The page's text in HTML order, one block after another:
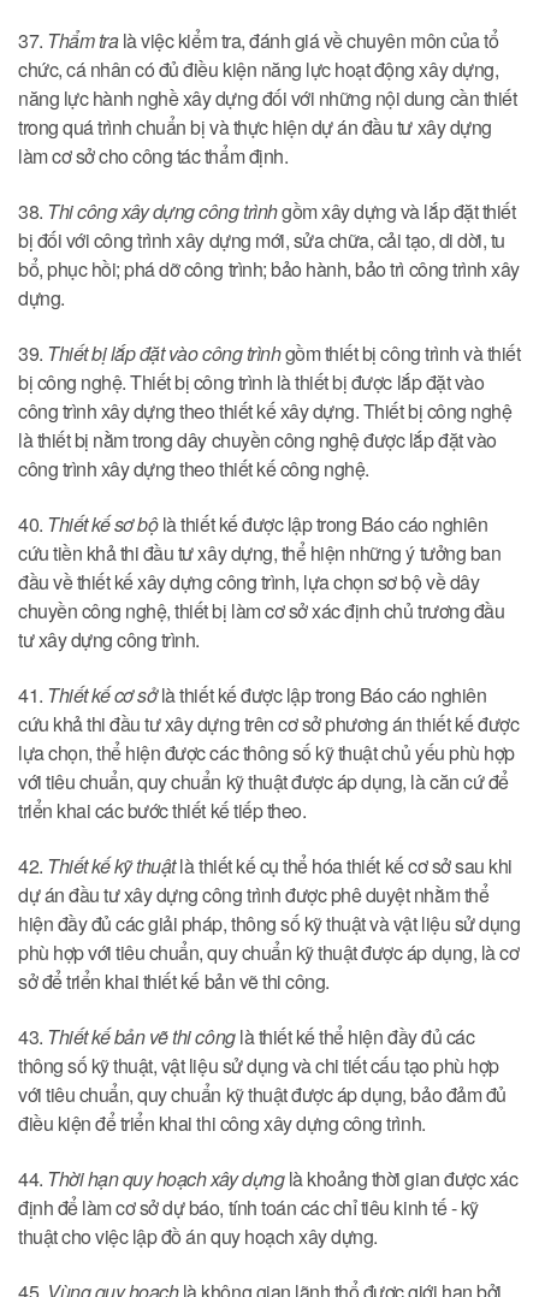
37. Thẩm tralà việc kiểm tra, đánh giá về chuyên môn của tổ
chức, cá nhân có đủ điều kiện năng lực hoạt động xây dựng,
năng lực hành nghề xây dựng đối với những nội dung cần thiết
trong quá trình chuẩn bị và thực hiện dự án đầu tư xây dựng
làm cơ sở cho công tác thẩm định.
38. Thi công xây dựng công trìnhgồm xây dựng và lắp đặt thiết
bị đối với công trình xây dựng mới, sửa chữa, cải tạo, di dời, tu
bổ, phục hồi; phá dỡ công trình; bảo hành, bảo trì công trình xây
dựng.
39. Thiết bị lắp đặt vào công trìnhgồm thiết bị công trình và thiết
bị công nghệ. Thiết bị công trình là thiết bị được lắp đặt vào
công trình xây dựng theo thiết kế xây dựng. Thiết bị công nghệ
là thiết bị nằm trong dây chuyền công nghệ được lắp đặt vào
công trình xây dựng theo thiết kế công nghệ.
40. Thiết kế sơ bộlà thiết kế được lập trong Báo cáo nghiên
cứu tiền khả thi đầu tư xây dựng, thể hiện những ý tưởng ban
đầu về thiết kế xây dựng công trình, lựa chọn sơ bộ về dây
chuyền công nghệ, thiết bị làm cơ sở xác định chủ trương đầu
tư xây dựng công trình.
41. Thiết kế cơ sởlà thiết kế được lập trong Báo cáo nghiên
cứu khả thi đầu tư xây dựng trên cơ sở phương án thiết kế được
lựa chọn, thể hiện được các thông số kỹ thuật chủ yếu phù hợp
với tiêu chuẩn, quy chuẩn kỹ thuật được áp dụng, là căn cứ để
triển khai các bước thiết kế tiếp theo.
42. Thiết kế kỹ thuậtlà thiết kế cụ thể hóa thiết kế cơ sở sau khi
dự án đầu tư xây dựng công trình được phê duyệt nhằm thể
hiện đầy đủ các giải pháp, thông số kỹ thuật và vật liệu sử dụng
phù hợp với tiêu chuẩn, quy chuẩn kỹ thuật được áp dụng, là cơ
sở để triển khai thiết kế bản vẽ thi công.
43. Thiết kế bản vẽ thi cônglà thiết kế thể hiện đầy đủ các
thông số kỹ thuật, vật liệu sử dụng và chi tiết cấu tạo phù hợp
với tiêu chuẩn, quy chuẩn kỹ thuật được áp dụng, bảo đảm đủ
điều kiện để triển khai thi công xây dựng công trình.
44. Thời hạn quy hoạch xây dựnglà khoảng thời gian được xác
định để làm cơ sở dự báo, tính toán các chỉ tiêu kinh tế - kỹ
thuật cho việc lập đồ án quy hoạch xây dựng.